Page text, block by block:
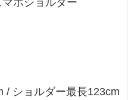
ホショルダー
/ ショルダー最長123cm